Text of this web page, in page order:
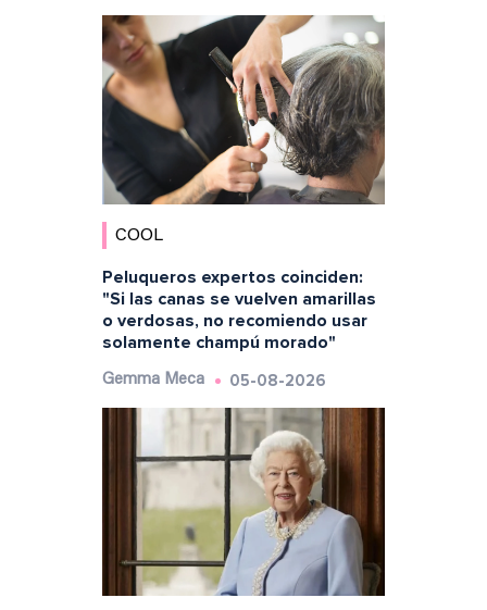
COOL
Peluqueros expertos coinciden:
"Si las canas se vuelven amarillas
o verdosas, no recomiendo usar
solamente champú morado"
Gemma Meca 05-08-2026